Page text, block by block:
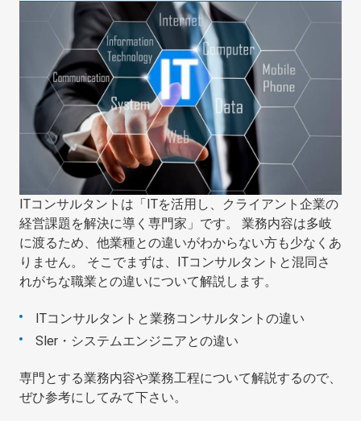
ITコンサルタントは「ITを活用し、クライアント企業の
経営課題を解決に導く専門家」です。 業務内容は多岐
に渡るため、他業種との違いがわからない方も少なくあ
りません。 そこでまずは、ITコンサルタントと混同さ
れがちな職業との違いについて解説します。
ITコンサルタントと業務コンサルタントの違い
Sler・システムエンジニアとの違い
専門とする業務内容や業務工程について解説するので、
ぜひ参考にしてみて下さい。